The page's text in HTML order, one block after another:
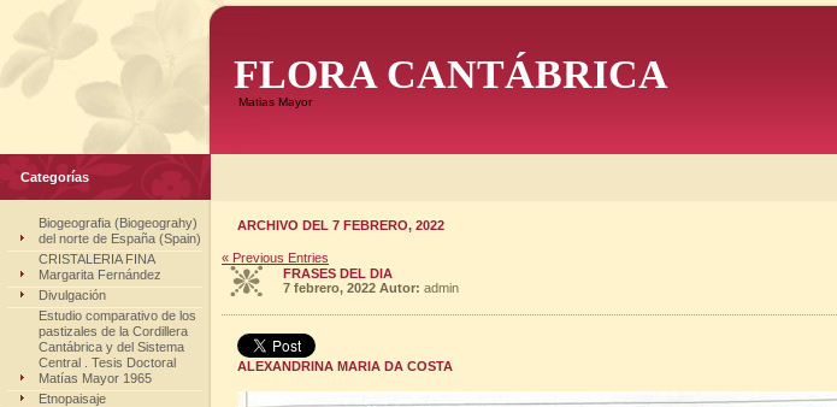
FLORA CANTÁBRICA
Matias Mayor
Categorías
Biogeografia (Biogeograhy)
del norte de España (Spain)
CRISTALERIA FINA
Margarita Fernández
Divulgación
Estudio comparativo de los
pastizales de la Cordillera
Cantábrica y del Sistema
Central . Tesis Doctoral
Matías Mayor 1965
Etnopaisaje
ARCHIVO DEL 7 FEBRERO, 2022
« Previous Entries
FRASES DEL DIA
7 febrero, 2022 Autor: admin
ALEXANDRINA MARIA DA COSTA